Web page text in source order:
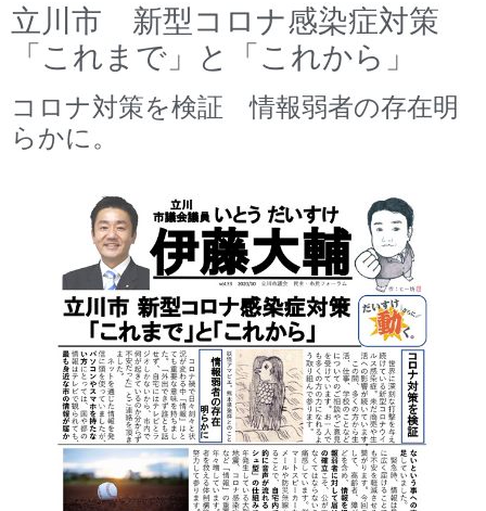
立川市 新型コロナ感染症対策
「これまで」と「これから」
コロナ対策を検証 情報弱者の存在明
らかに。